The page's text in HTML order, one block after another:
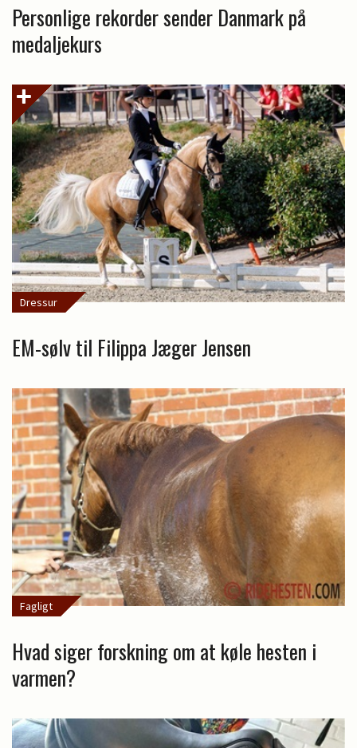
Personlige rekorder sender Danmark på
medaljekurs
Dressur
EM-sølv til Filippa Jæger Jensen
Fagligt
Hvad siger forskning om at køle hesten i
varmen?